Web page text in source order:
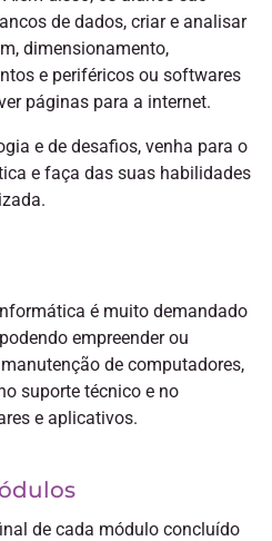
de dados, criar e analisar
dimensionamento,
e periféricos ou softwares
páginas para a internet.
e de desafios, venha para o
e faça das suas habilidades
é muito demandado
empreender ou
de computadores,
suporte técnico e no
e aplicativos.
de cada módulo concluído